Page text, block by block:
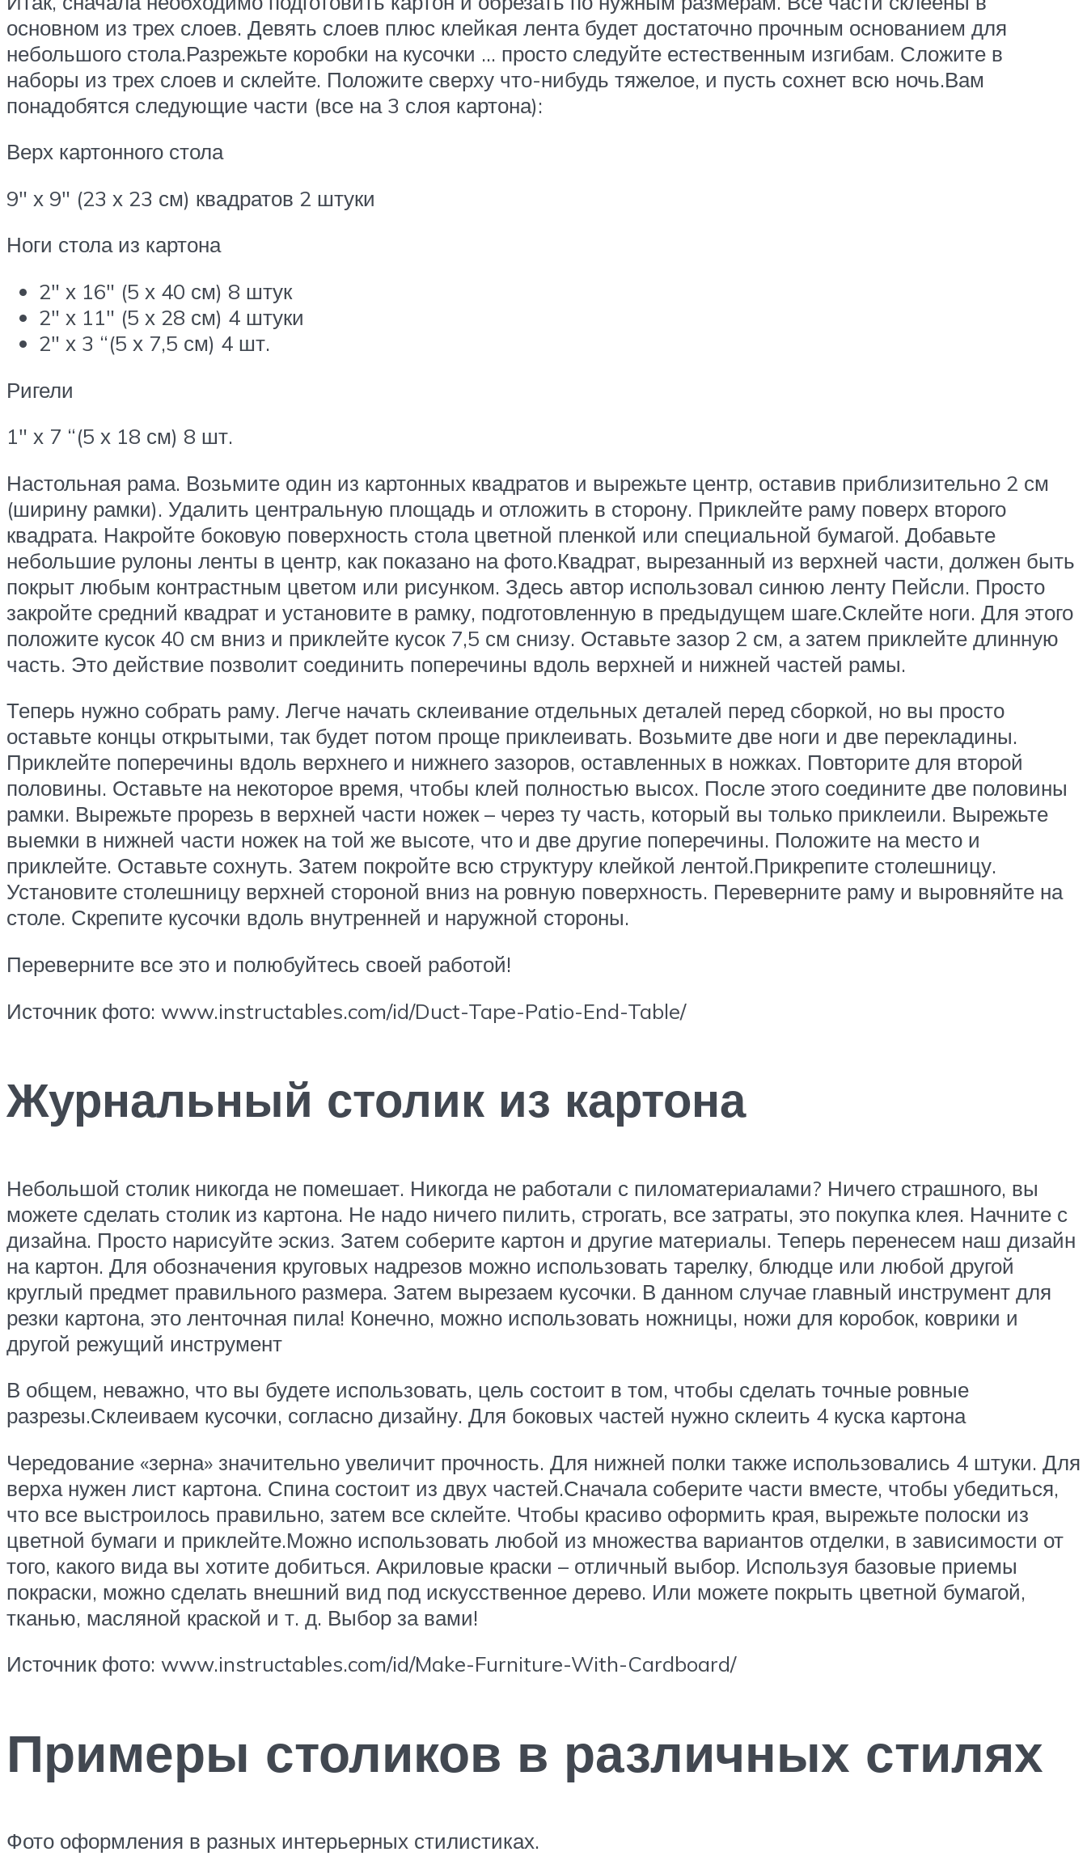
основном из трех слоев. Девять слоев плюс клейкая лента будет достаточно прочным основанием для
небольшого стола.Разрежьте коробки на кусочки … просто следуйте естественным изгибам. Сложите в
наборы из трех слоев и склейте. Положите сверху что-нибудь тяжелое, и пусть сохнет всю ночь.Вам
понадобятся следующие части (все на 3 слоя картона):
Верх картонного стола
9″ х 9″ (23 х 23 см) квадратов 2 штуки
Ноги стола из картона
2″ х 16″ (5 х 40 см) 8 штук
2″ х 11″ (5 х 28 см) 4 штуки
2″ х 3 “(5 х 7,5 см) 4 шт.
Ригели
1″ х 7 “(5 х 18 см) 8 шт.
Настольная рама. Возьмите один из картонных квадратов и вырежьте центр, оставив приблизительно 2 см
(ширину рамки). Удалить центральную площадь и отложить в сторону. Приклейте раму поверх второго
квадрата. Накройте боковую поверхность стола цветной пленкой или специальной бумагой. Добавьте
небольшие рулоны ленты в центр, как показано на фото.Квадрат, вырезанный из верхней части, должен быть
покрыт любым контрастным цветом или рисунком. Здесь автор использовал синюю ленту Пейсли. Просто
закройте средний квадрат и установите в рамку, подготовленную в предыдущем шаге.Склейте ноги. Для этого
положите кусок 40 см вниз и приклейте кусок 7,5 см снизу. Оставьте зазор 2 см, а затем приклейте длинную
часть. Это действие позволит соединить поперечины вдоль верхней и нижней частей рамы.
Теперь нужно собрать раму. Легче начать склеивание отдельных деталей перед сборкой, но вы просто
оставьте концы открытыми, так будет потом проще приклеивать. Возьмите две ноги и две перекладины.
Приклейте поперечины вдоль верхнего и нижнего зазоров, оставленных в ножках. Повторите для второй
половины. Оставьте на некоторое время, чтобы клей полностью высох. После этого соедините две половины
рамки. Вырежьте прорезь в верхней части ножек – через ту часть, который вы только приклеили. Вырежьте
выемки в нижней части ножек на той же высоте, что и две другие поперечины. Положите на место и
приклейте. Оставьте сохнуть. Затем покройте всю структуру клейкой лентой.Прикрепите столешницу.
Установите столешницу верхней стороной вниз на ровную поверхность. Переверните раму и выровняйте на
столе. Скрепите кусочки вдоль внутренней и наружной стороны.
Переверните все это и полюбуйтесь своей работой!
Источник фото: www.instructables.com/id/Duct-Tape-Patio-End-Table/
Журнальный столик из картона
Небольшой столик никогда не помешает. Никогда не работали с пиломатериалами? Ничего страшного, вы
можете сделать столик из картона. Не надо ничего пилить, строгать, все затраты, это покупка клея. Начните с
дизайна. Просто нарисуйте эскиз. Затем соберите картон и другие материалы. Теперь перенесем наш дизайн
на картон. Для обозначения круговых надрезов можно использовать тарелку, блюдце или любой другой
круглый предмет правильного размера. Затем вырезаем кусочки. В данном случае главный инструмент для
резки картона, это ленточная пила! Конечно, можно использовать ножницы, ножи для коробок, коврики и
другой режущий инструмент
В общем, неважно, что вы будете использовать, цель состоит в том, чтобы сделать точные ровные
разрезы.Склеиваем кусочки, согласно дизайну. Для боковых частей нужно склеить 4 куска картона
Чередование «зерна» значительно увеличит прочность. Для нижней полки также использовались 4 штуки. Для
верха нужен лист картона. Спина состоит из двух частей.Сначала соберите части вместе, чтобы убедиться,
что все выстроилось правильно, затем все склейте. Чтобы красиво оформить края, вырежьте полоски из
цветной бумаги и приклейте.Можно использовать любой из множества вариантов отделки, в зависимости от
того, какого вида вы хотите добиться. Акриловые краски – отличный выбор. Используя базовые приемы
покраски, можно сделать внешний вид под искусственное дерево. Или можете покрыть цветной бумагой,
тканью, масляной краской и т. д. Выбор за вами!
Источник фото: www.instructables.com/id/Make-Furniture-With-Cardboard/
Примеры столиков в различных стилях
Фото оформления в разных интерьерных стилистиках.